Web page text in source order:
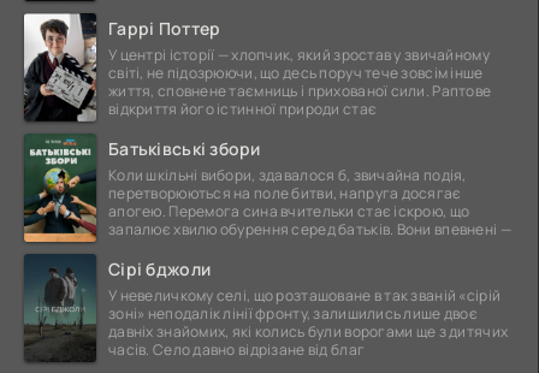
Гаррі Поттер
У центрі історії — хлопчик, який зростав у звичайному
світі, не підозрюючи, що десь поруч тече зовсім інше
життя, сповнене таємниць і прихованої сили. Раптове
відкриття його істинної природи стає
Батьківські збори
Коли шкільні вибори, здавалося б, звичайна подія,
перетворюються на поле битви, напруга досягає
апогею. Перемога сина вчительки стає іскрою, що
запалює хвилю обурення серед батьків. Вони впевнені —
Сірі бджоли
У невеличкому селі, що розташоване в так званій «сірій
зоні» неподалік лінії фронту, залишились лише двоє
давніх знайомих, які колись були ворогами ще з дитячих
часів. Село давно відрізане від благ